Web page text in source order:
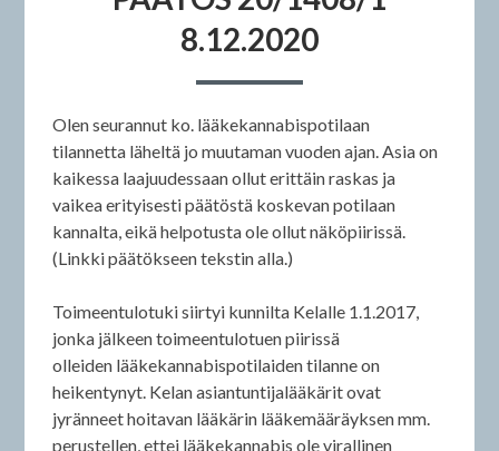
8.12.2020
Olen seurannut ko. lääkekannabispotilaan
tilannetta läheltä jo muutaman vuoden ajan. Asia on
kaikessa laajuudessaan ollut erittäin raskas ja
vaikea erityisesti päätöstä koskevan potilaan
kannalta, eikä helpotusta ole ollut näköpiirissä.
(Linkki päätökseen tekstin alla.)
Toimeentulotuki siirtyi kunnilta Kelalle 1.1.2017,
jonka jälkeen toimeentulotuen piirissä
olleiden lääkekannabispotilaiden tilanne on
heikentynyt. Kelan asiantuntijalääkärit ovat
jyränneet hoitavan lääkärin lääkemääräyksen mm.
perustellen, ettei lääkekannabis ole virallinen